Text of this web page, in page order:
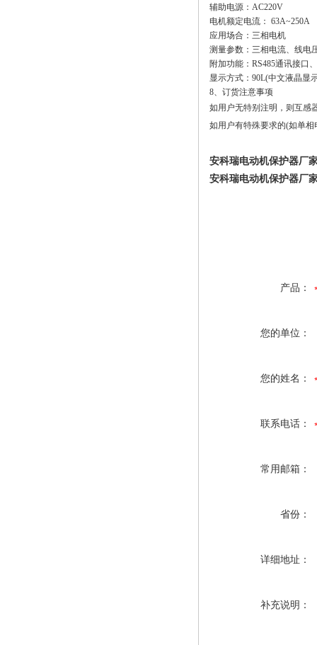
辅助电源：AC220V
电机额定电流： 63A~250A
应用场合：三相电机
测量参数：三相电流、线电
附加功能：RS485通讯接口
显示方式：90L(中文液晶显
8、订货注意事项
如用户无特别注明，则互感
如用户有特殊要求的(如单
安科瑞电动机保护器厂
安科瑞电动机保护器厂
产品：
您的单位：
您的姓名：
联系电话：
常用邮箱：
省份：
详细地址：
补充说明：